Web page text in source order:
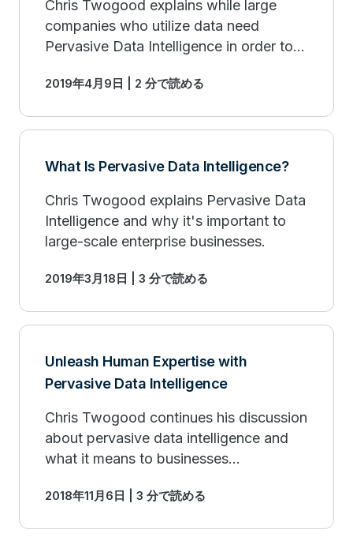
Chris Twogood explains while large
companies who utilize data need
Pervasive Data Intelligence in order to
2019年4月9日 | 2 分で読める
What Is Pervasive Data Intelligence?
Chris Twogood explains Pervasive Data
Intelligence and why it's important to
large-scale enterprise businesses.
2019年3月18日 | 3 分で読める
Unleash Human Expertise with
Pervasive Data Intelligence
Chris Twogood continues his discussion
about pervasive data intelligence and
what it means to businesses
2018年11月6日 | 3 分で読める